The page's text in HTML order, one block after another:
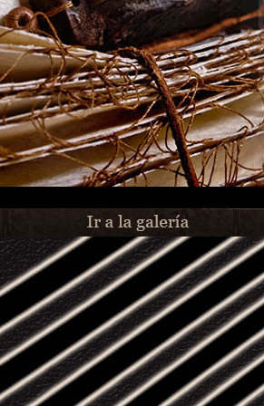
12 34567 8910